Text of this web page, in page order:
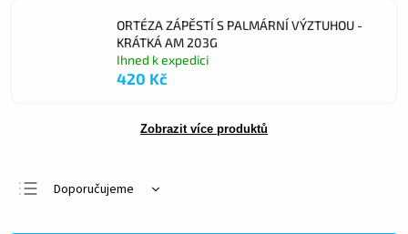
ORTÉZA ZÁPĚSTÍ S PALMÁRNÍ VÝZTUHOU -
KRÁTKÁ AM 203G
Ihned k expedici
420 Kč
Zobrazit více produktů
Doporučujeme